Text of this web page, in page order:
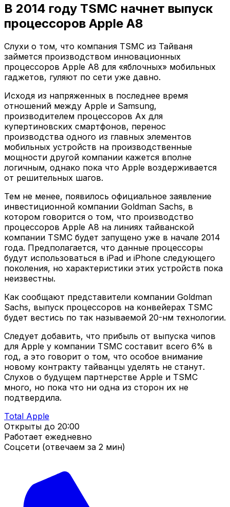
В 2014 году TSMC начнет выпуск
процессоров Apple A8
Слухи о том, что компания TSMC из Тайваня
займется производством инновационных
процессоров Apple A8 для «яблочных» мобильных
гаджетов, гуляют по сети уже давно.
Исходя из напряженных в последнее время
отношений между Apple и Samsung,
производителем процессоров Ах для
купертиновских смартфонов, перенос
производства одного из главных элементов
мобильных устройств на производственные
мощности другой компании кажется вполне
логичным, однако пока что Apple воздерживается
от решительных шагов.
Тем не менее, появилось официальное заявление
инвестиционной компании Goldman Sachs, в
котором говорится о том, что производство
процессоров Apple A8 на линиях тайванской
компании TSMC будет запущено уже в начале 2014
года. Предполагается, что данные процессоры
будут использоваться в iPad и iPhone следующего
поколения, но характеристики этих устройств пока
неизвестны.
Как сообщают представители компании Goldman
Sachs, выпуск процессоров на конвейерах TSMC
будет вестись по так называемой 20-нм технологии.
Следует добавить, что прибыль от выпуска чипов
для Apple у компании TSMC составит всего 6% в
год, а это говорит о том, что особое внимание
новому контракту тайванцы уделять не станут.
Слухов о будущем партнерстве Apple и TSMC
много, но пока что ни одна из сторон их не
подтвердила.
Total Apple
Открыты до 20:00
Работает ежедневно
Соцсети (отвечаем за 2 мин)